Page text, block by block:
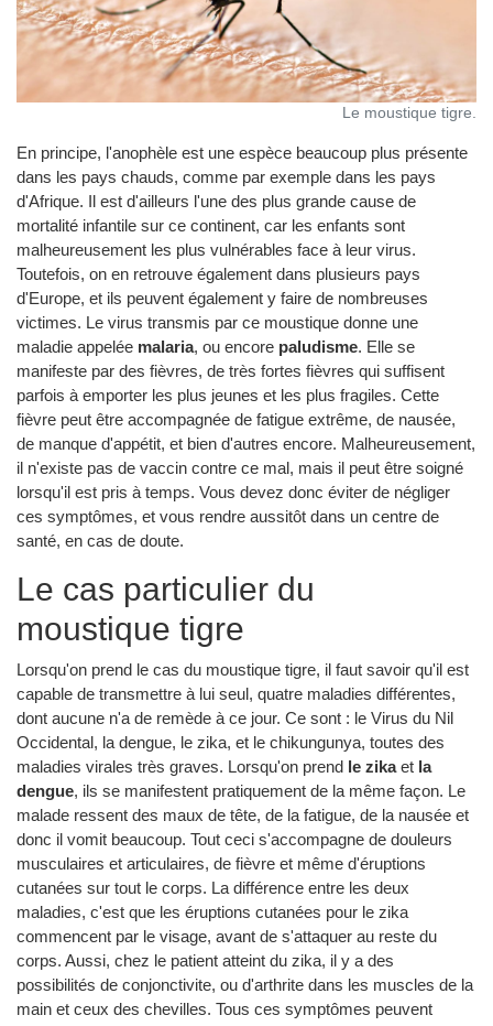
Le moustique tigre.
En principe, l'anophèle est une espèce beaucoup plus présente
dans les pays chauds, comme par exemple dans les pays
d'Afrique. Il est d'ailleurs l'une des plus grande cause de
mortalité infantile sur ce continent, car les enfants sont
malheureusement les plus vulnérables face à leur virus.
Toutefois, on en retrouve également dans plusieurs pays
d'Europe, et ils peuvent également y faire de nombreuses
victimes. Le virus transmis par ce moustique donne une
maladie appelée malaria, ou encore paludisme. Elle se
manifeste par des fièvres, de très fortes fièvres qui suffisent
parfois à emporter les plus jeunes et les plus fragiles. Cette
fièvre peut être accompagnée de fatigue extrême, de nausée,
de manque d'appétit, et bien d'autres encore. Malheureusement,
il n'existe pas de vaccin contre ce mal, mais il peut être soigné
lorsqu'il est pris à temps. Vous devez donc éviter de négliger
ces symptômes, et vous rendre aussitôt dans un centre de
santé, en cas de doute.
Le cas particulier du
moustique tigre
Lorsqu'on prend le cas du moustique tigre, il faut savoir qu'il est
capable de transmettre à lui seul, quatre maladies différentes,
dont aucune n'a de remède à ce jour. Ce sont : le Virus du Nil
Occidental, la dengue, le zika, et le chikungunya, toutes des
maladies virales très graves. Lorsqu'on prend le zikaet la
dengue, ils se manifestent pratiquement de la même façon. Le
malade ressent des maux de tête, de la fatigue, de la nausée et
donc il vomit beaucoup. Tout ceci s'accompagne de douleurs
musculaires et articulaires, de fièvre et même d'éruptions
cutanées sur tout le corps. La différence entre les deux
maladies, c'est que les éruptions cutanées pour le zika
commencent par le visage, avant de s'attaquer au reste du
corps. Aussi, chez le patient atteint du zika, il y a des
possibilités de conjonctivite, ou d'arthrite dans les muscles de la
main et ceux des chevilles. Tous ces symptômes peuvent